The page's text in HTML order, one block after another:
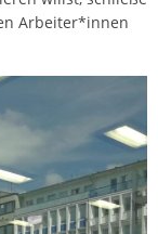
Arbeiter*innen